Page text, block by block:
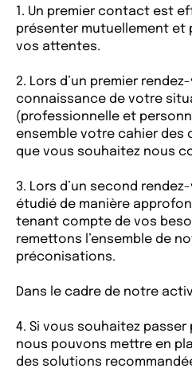
1. Un premier contact est
présenter mutuellement et
vos attentes.
2. Lors d’un premier
connaissance de votre
(professionnelle et
ensemble votre cahier des
que vous souhaitez nous
3. Lors d’un second
étudié de manière
tenant compte de vos
remettons l’ensemble de
préconisations.
Dans le cadre de notre
4. Si vous souhaitez
nous pouvons mettre en
des solutions